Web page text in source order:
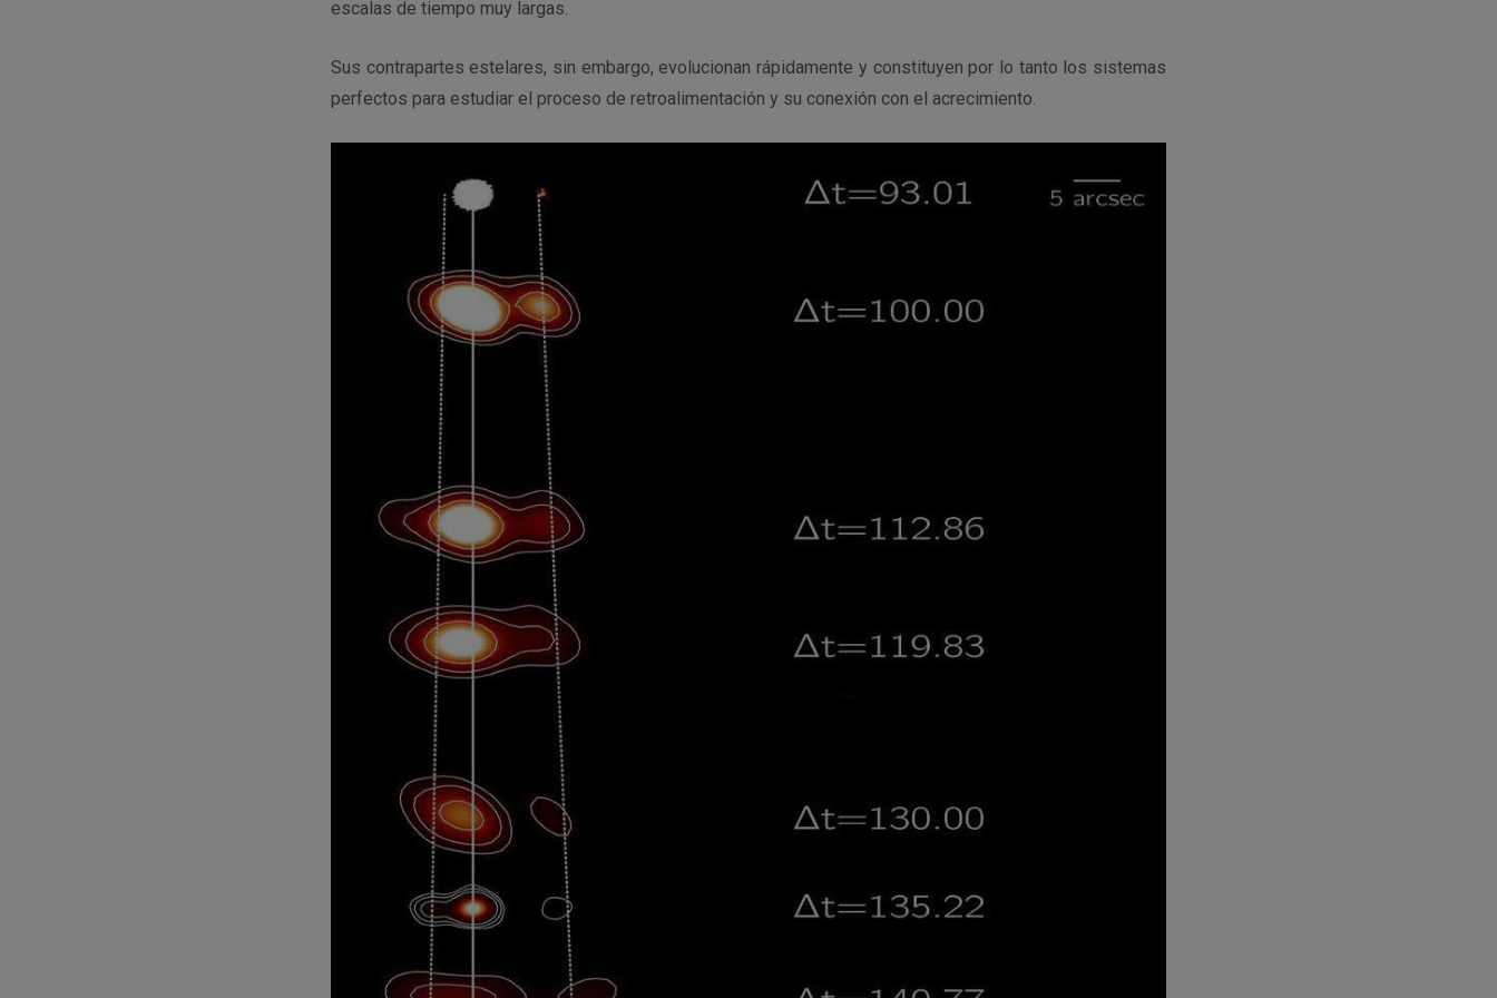
escalas de tiempo muy largas.
Sus contrapartes estelares, sin embargo, evolucionan rápidamente y constituyen por lo tanto los sistemas
perfectos para estudiar el proceso de retroalimentación y su conexión con el acrecimiento.